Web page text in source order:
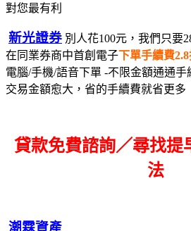
對您最有利
新光證券 別人花100元，我們只要
在同業券商中首創電子下單手續費
電腦/手機/語音下單 -不限金額通通手
交易金額愈大，省的手續費就省更多
貸款免費諮詢／尋找提
法
潮霖資產